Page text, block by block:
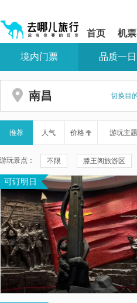
shift+enter
网
导
盲
导
模
式
您
站
区,
本
有
6
个
模
块,
按
下
Tab
浏
览
息
首页 机票
您
站
区
境内门票 品质一
南昌 切换目
推荐 人气 价格 游玩主题
游玩景点： 不限 滕王阁旅游区
南昌汉代海昏侯国遗址博物
三叠泉 鄱阳湖
鄱阳湖候鸟保护区 东
南昌之星摩天轮 美庐
万寿宫历史文化街区
如琴湖 星龙索道
可订明日